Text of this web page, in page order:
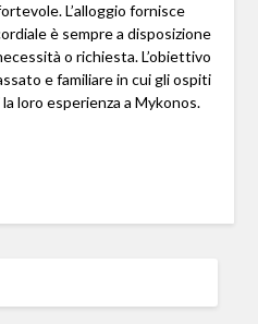
L’alloggio fornisce
è sempre a disposizione
o richiesta. L’obiettivo
e familiare in cui gli ospiti
loro esperienza a Mykonos.